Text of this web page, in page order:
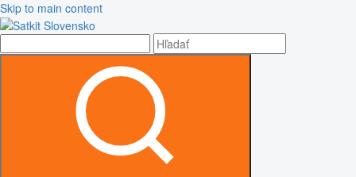
Skip to main content